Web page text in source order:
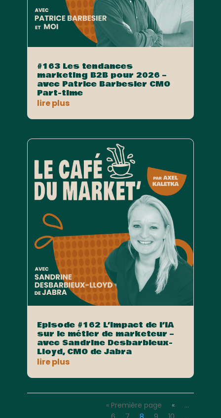
#163 Les tendances
marketing B2B pour 2026 –
avec Patrice Barbesier CMO
Part-time
lire plus
Episode #162 L’impact de l’IA
sur le métier de marketeur –
avec Sandrine Desbarbieux-
Lloyd, CMO de Jabra
lire plus
« Première page «
…